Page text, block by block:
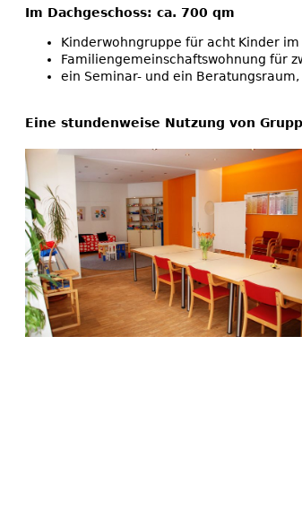
Im Dachgeschoss: ca. 700 qm
Kinderwohngruppe für acht Kinder
Familiengemeinschaftswohnung für
ein Seminar- und ein
Eine stundenweise Nutzung von